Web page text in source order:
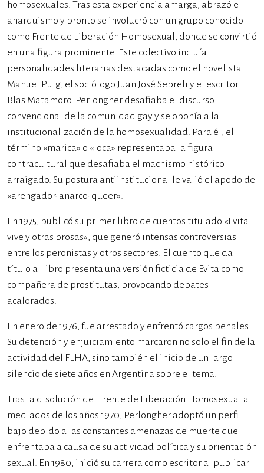
homosexuales. Tras esta experiencia amarga, abrazó el
anarquismo y pronto se involucró con un grupo conocido
como Frente de Liberación Homosexual, donde se convirtió
en una figura prominente. Este colectivo incluía
personalidades literarias destacadas como el novelista
Manuel Puig, el sociólogo Juan José Sebreli y el escritor
Blas Matamoro. Perlongher desafiaba el discurso
convencional de la comunidad gay y se oponía a la
institucionalización de la homosexualidad. Para él, el
término «marica» o «loca» representaba la figura
contracultural que desafiaba el machismo histórico
arraigado. Su postura antiinstitucional le valió el apodo de
«arengador-anarco-queer».
En 1975, publicó su primer libro de cuentos titulado «Evita
vive y otras prosas», que generó intensas controversias
entre los peronistas y otros sectores. El cuento que da
título al libro presenta una versión ficticia de Evita como
compañera de prostitutas, provocando debates
acalorados.
En enero de 1976, fue arrestado y enfrentó cargos penales.
Su detención y enjuiciamiento marcaron no solo el fin de la
actividad del FLHA, sino también el inicio de un largo
silencio de siete años en Argentina sobre el tema.
Tras la disolución del Frente de Liberación Homosexual a
mediados de los años 1970, Perlongher adoptó un perfil
bajo debido a las constantes amenazas de muerte que
enfrentaba a causa de su actividad política y su orientación
sexual. En 1980, inició su carrera como escritor al publicar